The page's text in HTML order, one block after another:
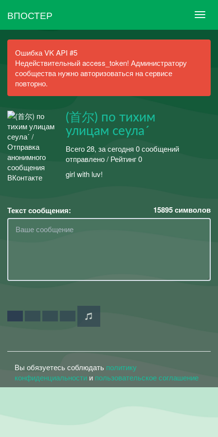
ВПОСТЕР
Ошибка VK API #5
Недействительный access_token! Администратору
сообщества нужно авторизоваться на сервисе
повторно.
(首尔) по тихим
улицам сеулаˊ
Всего 28, за сегодня 0 сообщений
отправлено / Рейтинг 0
girl with luv!
Текст сообщения: 15895символов
Вы обязуетесь соблюдать политику
конфиденциальности и пользовательское соглашение